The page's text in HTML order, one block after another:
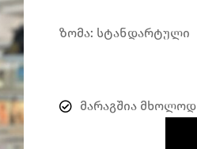
ზომა: სტანდარტული
მარაგშია მხოლოდ